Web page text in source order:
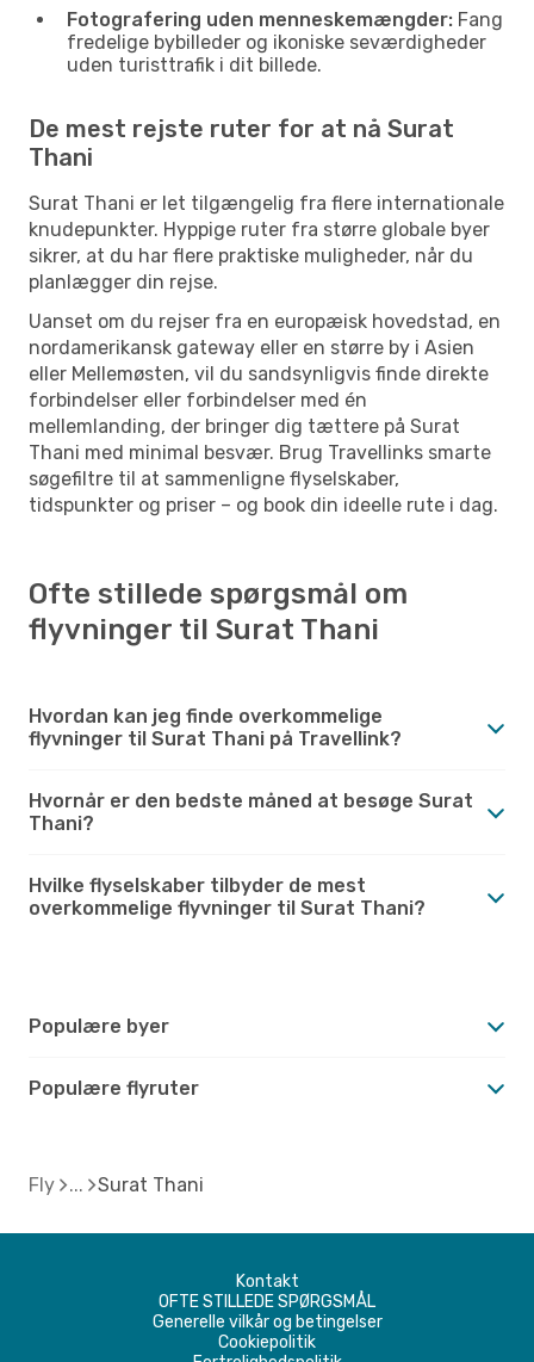
Fotografering uden menneskemængder: Fang
fredelige bybilleder og ikoniske seværdigheder
uden turisttrafik i dit billede.
De mest rejste ruter for at nå Surat
Thani
Surat Thani er let tilgængelig fra flere internationale
knudepunkter. Hyppige ruter fra større globale byer
sikrer, at du har flere praktiske muligheder, når du
planlægger din rejse.
Uanset om du rejser fra en europæisk hovedstad, en
nordamerikansk gateway eller en større by i Asien
eller Mellemøsten, vil du sandsynligvis finde direkte
forbindelser eller forbindelser med én
mellemlanding, der bringer dig tættere på Surat
Thani med minimal besvær. Brug Travellinks smarte
søgefiltre til at sammenligne flyselskaber,
tidspunkter og priser – og book din ideelle rute i dag.
Ofte stillede spørgsmål om
flyvninger til Surat Thani
Hvordan kan jeg finde overkommelige
flyvninger til Surat Thani på Travellink?
Hvornår er den bedste måned at besøge Surat
Thani?
Hvilke flyselskaber tilbyder de mest
overkommelige flyvninger til Surat Thani?
Populære byer
Populære flyruter
Fly Surat Thani
Kontakt
OFTE STILLEDE SPØRGSMÅL
Generelle vilkår og betingelser
Cookiepolitik